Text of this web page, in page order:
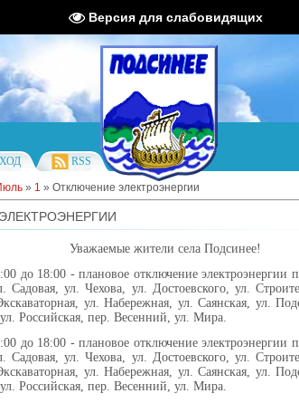
Версия для слабовидящих
портал Администрации
RSS
» 1 » Отключение электроэнергии
Уважаемые жители села Подсинее!
до 18:00 - плановое отключение электроэнергии
Садовая, ул. Чехова, ул. Достоевского, ул.
ул. Набережная, ул. Саянская, ул.
Российская, пер. Весенний, ул. Мира.
до 18:00 - плановое отключение электроэнергии
Садовая, ул. Чехова, ул. Достоевского, ул.
ул. Набережная, ул. Саянская, ул.
Российская, пер. Весенний, ул. Мира.